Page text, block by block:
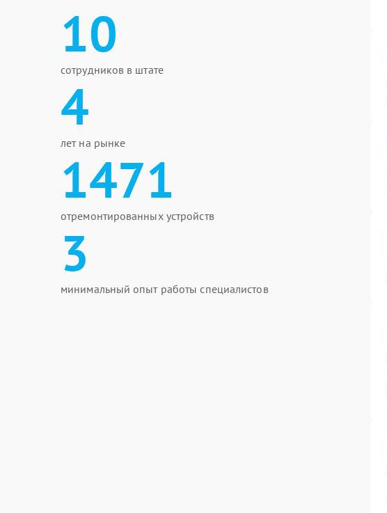
10
сотрудников в штате
4
лет на рынке
1471
отремонтированных устройств
3
минимальный опыт работы специалистов